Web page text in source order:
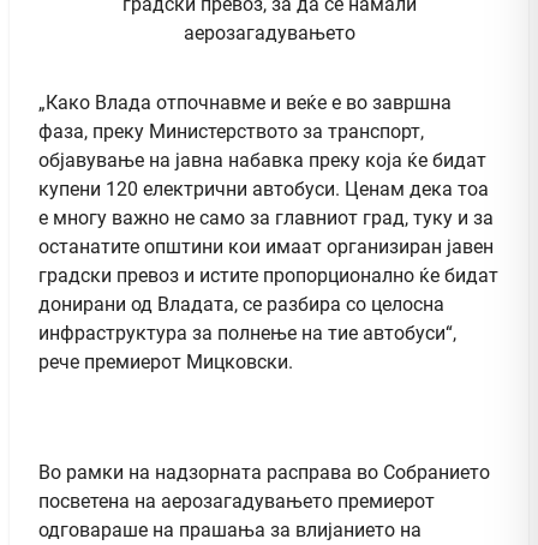
„Како Влада отпочнавме и веќе е во завршна
фаза, преку Министерството за транспорт,
објавување на јавна набавка преку која ќе бидат
купени 120 електрични автобуси. Ценам дека тоа
е многу важно не само за главниот град, туку и за
останатите општини кои имаат организиран јавен
градски превоз и истите пропорционално ќе бидат
донирани од Владата, се разбира со целосна
инфраструктура за полнење на тие автобуси“,
рече премиерот Мицковски.
Во рамки на надзорната расправа во Собранието
посветена на аерозагадувањето премиерот
одговараше на прашања за влијанието на